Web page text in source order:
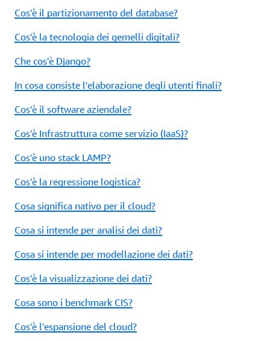
Cos'è il partizionamento del database?
Cos'è la tecnologia dei gemelli digitali?
Che cos'è Django?
In cosa consiste l'elaborazione degli utenti finali?
Cos'è il software aziendale?
Cos'è Infrastruttura come servizio (IaaS)?
Cos'è uno stack LAMP?
Cos'è la regressione logistica?
Cosa significa nativo per il cloud?
Cosa si intende per analisi dei dati?
Cosa si intende per modellazione dei dati?
Cos'è la visualizzazione dei dati?
Cosa sono i benchmark CIS?
Cos'è l'espansione del cloud?